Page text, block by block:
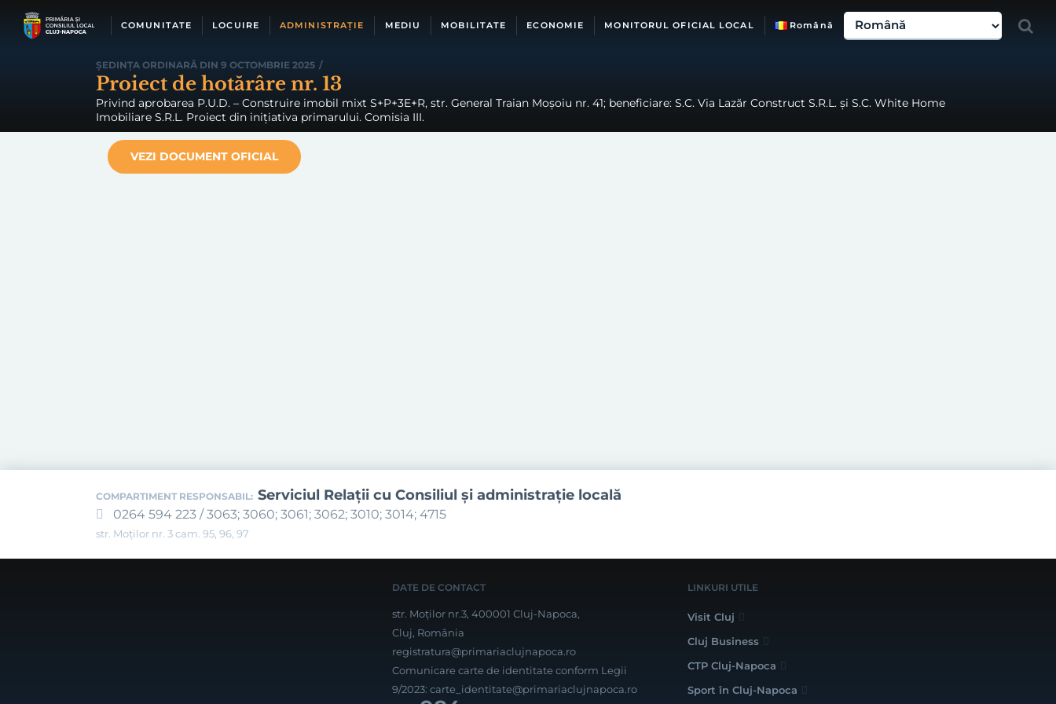
COMUNITATE LOCUIRE ADMINISTRAȚIE MEDIU MOBILITATE ECONOMIE MONITORUL OFICIAL LOCAL Română
ȘEDINȚA ORDINARĂ DIN 9 OCTOMBRIE 2025 /
Proiect de hotărâre nr. 13
Privind aprobarea P.U.D. – Construire imobil mixt S+P+3E+R, str. General Traian Moșoiu nr. 41; beneficiare: S.C. Via Lazăr Construct S.R.L. și S.C. White Home
Imobiliare S.R.L. Proiect din inițiativa primarului. Comisia III.
VEZI DOCUMENT OFICIAL
COMPARTIMENT RESPONSABIL: Serviciul Relaţii cu Consiliul şi administraţie locală
0264 594 223 / 3063; 3060; 3061; 3062; 3010; 3014; 4715
str. Moților nr. 3 cam. 95, 96, 97
DATE DE CONTACT
str. Moților nr.3, 400001 Cluj-Napoca,
Cluj, România
registratura@primariaclujnapoca.ro
Comunicare carte de identitate conform Legii
9/2023: carte_identitate@primariaclujnapoca.ro
LINKURI UTILE
Visit Cluj
Cluj Business
CTP Cluj-Napoca
Sport în Cluj-Napoca